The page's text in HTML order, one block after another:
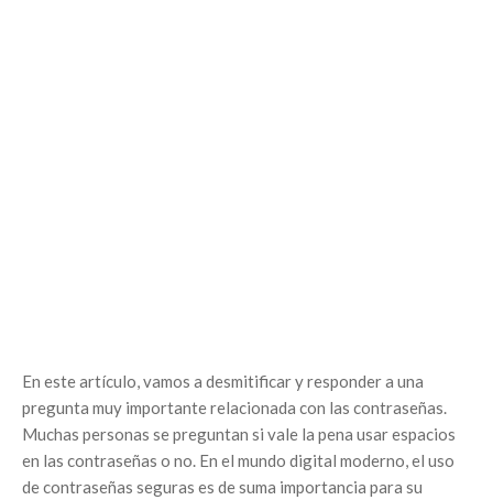
En este artículo, vamos a desmitificar y responder a una
pregunta muy importante relacionada con las contraseñas.
Muchas personas se preguntan si vale la pena usar espacios
en las contraseñas o no. En el mundo digital moderno, el uso
de contraseñas seguras es de suma importancia para su